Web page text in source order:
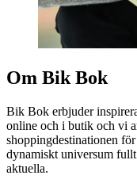
Om Bik Bok
Bik Bok erbjuder
online och i butik och vi
shoppingdestinationen
dynamiskt universum
aktuella.